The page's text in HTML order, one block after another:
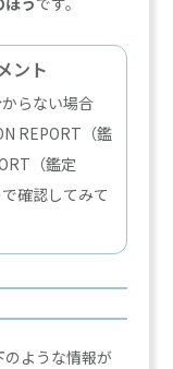
ント
らない場合
REPORT（鑑
（鑑定
確認してみて
ような情報が